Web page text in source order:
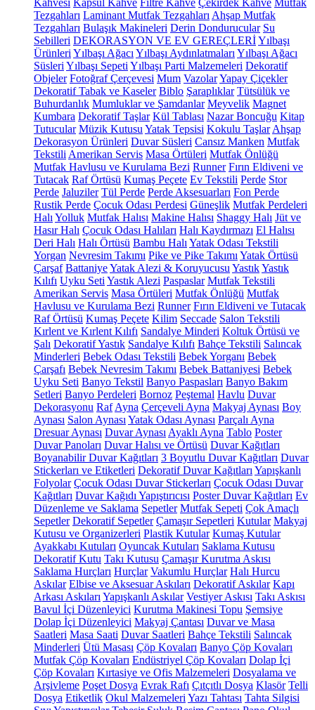
Kahvesi Kapsül Kahve Filtre Kahve Çekirdek Kahve Mutfak
Tezgahları Laminant Mutfak Tezgahları Ahşap Mutfak
Tezgahları Bulaşık Makineleri Derin Dondurucular Su
Sebilleri DEKORASYON VE EV GEREÇLERİYılbaşı
Ürünleri Yılbaşı Ağacı Yılbaşı Aydınlatmaları Yılbaşı Ağacı
Süsleri Yılbaşı Sepeti Yılbaşı Parti Malzemeleri Dekoratif
Objeler Fotoğraf Çerçevesi Mum VazolarYapay Çiçekler
Dekoratif Tabak ve Kaseler Biblo Şaraplıklar Tütsülük ve
Buhurdanlık Mumluklar ve Şamdanlar Meyvelik Magnet
Kumbara Dekoratif Taşlar Kül Tablası Nazar Boncuğu Kitap
Tutucular Müzik Kutusu Yatak Tepsisi Kokulu Taşlar Ahşap
Dekorasyon Ürünleri Duvar Süsleri Cansız Manken Mutfak
Tekstili Amerikan Servis Masa Örtüleri Mutfak Önlüğü
Mutfak Havlusu ve Kurulama Bezi Runner Fırın Eldiveni ve
Tutacak Raf Örtüsü Kumaş Peçete Ev Tekstili Perde Stor
Perde Jaluziler Tül Perde Perde Aksesuarları Fon Perde
Rustik Perde Çocuk Odası Perdesi Güneşlik Mutfak Perdeleri
Halı Yolluk Mutfak Halısı Makine Halısı Shaggy Halı Jüt ve
Hasır Halı Çocuk Odası Halıları Halı Kaydırmazı El Halısı
Deri Halı Halı Örtüsü Bambu Halı Yatak Odası Tekstili
Yorgan Nevresim Takımı Pike ve Pike Takımı Yatak Örtüsü
Çarşaf BattaniyeYatak Alezi & Koruyucusu YastıkYastık
Kılıfı Uyku Seti Yastık Alezi Paspaslar Mutfak Tekstili
Amerikan Servis Masa Örtüleri Mutfak Önlüğü Mutfak
Havlusu ve Kurulama Bezi Runner Fırın Eldiveni ve Tutacak
Raf Örtüsü Kumaş Peçete Kilim Seccade Salon Tekstili
Kırlent ve Kırlent Kılıfı Sandalye Minderi Koltuk Örtüsü ve
Şalı Dekoratif Yastık Sandalye Kılıfı Bahçe Tekstili Salıncak
Minderleri Bebek Odası Tekstili Bebek Yorganı Bebek
Çarşafı Bebek Nevresim Takımı Bebek Battaniyesi Bebek
Uyku Seti Banyo Tekstil Banyo Paspasları Banyo Bakım
Setleri Banyo Perdeleri Bornoz Peştemal Havlu Duvar
Dekorasyonu Raf Ayna Çerçeveli Ayna Makyaj Aynası Boy
Aynası Salon Aynası Yatak Odası Aynası Parçalı Ayna
Dresuar Aynası Duvar Aynası Ayaklı Ayna Tablo Poster
Duvar Panoları Duvar Halısı ve Örtüsü Duvar Kağıtları
Boyanabilir Duvar Kağıtları 3 Boyutlu Duvar Kağıtları Duvar
Stickerları ve Etiketleri Dekoratif Duvar Kağıtları Yapışkanlı
Folyolar Çocuk Odası Duvar Stickerları Çocuk Odası Duvar
Kağıtları Duvar Kağıdı Yapıştırıcısı Poster Duvar Kağıtları Ev
Düzenleme ve Saklama Sepetler Mutfak Sepeti Çok Amaçlı
Sepetler Dekoratif Sepetler Çamaşır Sepetleri Kutular Makyaj
Kutusu ve Organizerleri Plastik Kutular Kumaş Kutular
Ayakkabı Kutuları Oyuncak Kutuları Saklama Kutusu
Dekoratif Kutu Takı Kutusu Çamaşır Kurutma Askısı
Saklama Hurçları Hurçlar Vakumlu Hurçlar Halı Hurcu
Askılar Elbise ve Aksesuar Askıları Dekoratif Askılar Kapı
Arkası Askıları Yapışkanlı Askılar Vestiyer Askısı Takı Askısı
Bavul İçi Düzenleyici Kurutma Makinesi Topu Şemsiye
Dolap İçi Düzenleyici Makyaj Çantası Duvar ve Masa
Saatleri Masa Saati Duvar Saatleri Bahçe Tekstili Salıncak
Minderleri Ütü Masası Çöp Kovaları Banyo Çöp Kovaları
Mutfak Çöp Kovaları Endüstriyel Çöp Kovaları Dolap İçi
Çöp Kovaları Kırtasiye ve Ofis Malzemeleri Dosyalama ve
Arşivleme Poşet Dosya Evrak Rafı Çıtçıtlı Dosya Klasör Telli
Dosya Etiketlik Okul Malzemeleri Yazı Tahtası Tahta Silgisi